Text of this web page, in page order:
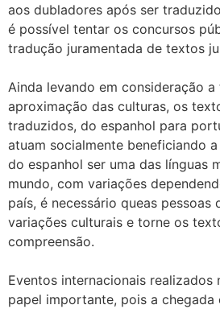
aos dubladores após ser
é possível tentar os concursos
tradução juramentada de textos
Ainda levando em consideração
aproximação das culturas, os
traduzidos, do espanhol para
atuam socialmente beneficiando
do espanhol ser uma das línguas
mundo, com variações
país, é necessário queas pessoas
variações culturais e torne os
compreensão.
Eventos internacionais realizados
papel importante, pois a chegada